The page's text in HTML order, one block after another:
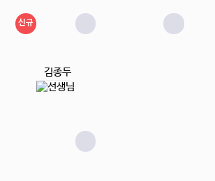
신규
김종두